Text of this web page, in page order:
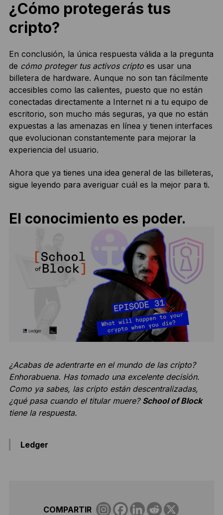
¿Cómo protegerás tus
cripto?
En conclusión, la única respuesta válida a la pregunta
de cómo proteger tus activos criptoes usar una
billetera de hardware. Aunque no son tan fácilmente
accesibles como las calientes, puesto que no están
conectadas directamente a Internet ni a tu equipo de
escritorio, son mucho más seguras, ya que no están
expuestas a las amenazas en línea y tienen interfaces
que evolucionan constantemente para mejorar la
experiencia del usuario.
Ahora que ya tienes una idea general de las billeteras,
sigue leyendo para averiguar cuál es la mejor para ti.
El conocimiento es poder.
¿Acabas de adentrarte en el mundo de las cripto?
Enhorabuena. Has tomado una excelente decisión.
Como ya sabes, las cripto están descentralizadas,
¿qué pasa cuando el titular muere? School of Block
tiene la respuesta.
Ledger
COMPARTIR